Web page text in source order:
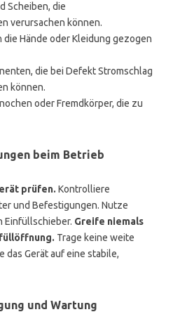
Scheiben, die
verursachen können.
die Hände oder Kleidung gezogen
die bei Defekt Stromschlag
können.
oder Fremdkörper, die zu
beim Betrieb
prüfen. Kontrolliere
und Befestigungen. Nutze
Einfüllschieber. Greife niemals
Trage keine weite
das Gerät auf eine stabile,
und Wartung